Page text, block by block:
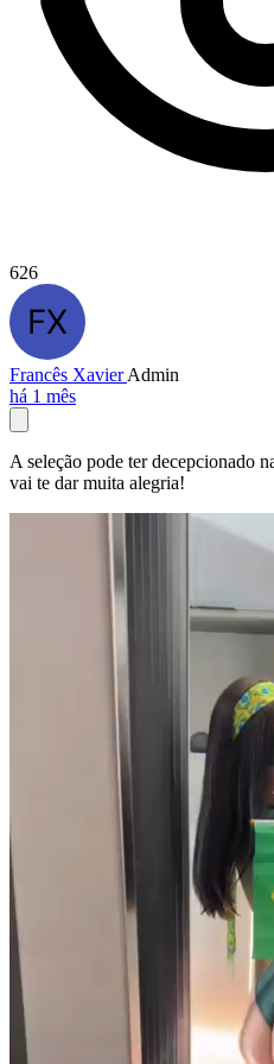
626
Francês XavierAdmin
há 1 mês
A seleção pode ter decepcionado
vai te dar muita alegria!